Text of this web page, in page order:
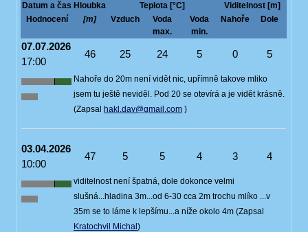
Datum a čas Hloubka Teplota [°C]
Viditelnost [m]
Hodnocení
[m] Vzduch
Voda
max.
Voda
min.
Nahoře Dole
07.07.2026
17:00
46 25 24 5 0 5
Nahoře do 20m není vidět nic, upřímně takove mliko
jsem tu ještě neviděl. Pod 20 se otevírá a je vidět krásně.
(Zapsal hakl.dav@gmail.com )
03.04.2026
10:00
47 5 5 4 3 4
viditelnost není špatná, dole dokonce velmi
slušná...hladina 3m...od 6-30 cca 2m trochu mlíko ...v
35m se to láme k lepšímu...a níže okolo 4m (Zapsal
Kratochvil Michal)